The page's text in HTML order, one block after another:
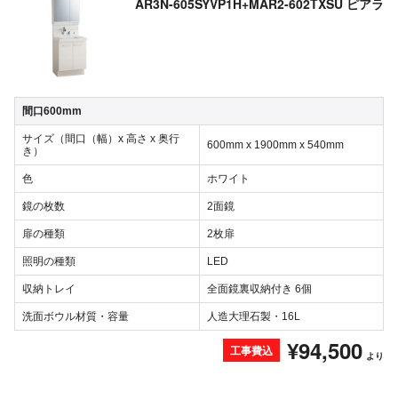
AR3N-605SYVP1H+MAR2-602TXSU ピアラ
間口600mm
サイズ（間口（幅）x 高さ x 奥行
き）
600mm x 1900mm x 540mm
色 ホワイト
鏡の枚数 2面鏡
扉の種類 2枚扉
照明の種類 LED
収納トレイ 全面鏡裏収納付き 6個
洗面ボウル材質・容量 人造大理石製・16L
工事費込 ¥94,500 より